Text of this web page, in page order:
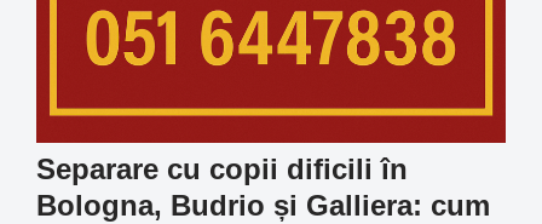
Separare cu copii dificili în
Bologna, Budrio și Galliera: cum